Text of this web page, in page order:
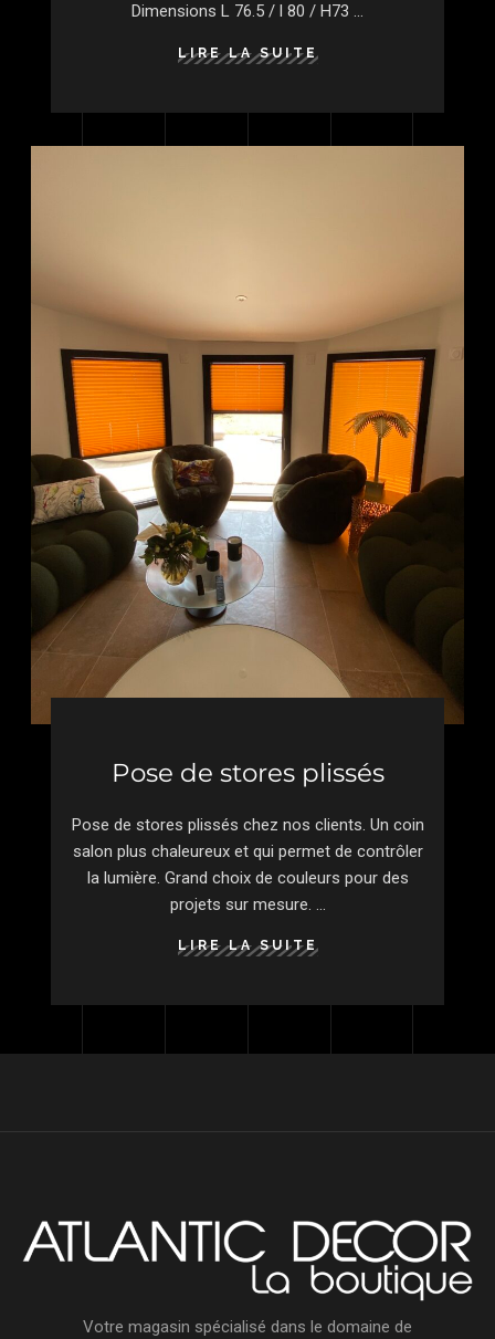
Dimensions L 76.5 / l 80 / H73
LIRE LA SUITE
Pose de stores plissés
Pose de stores plissés chez nos clients. Un coin
salon plus chaleureux et qui permet de contrôler
la lumière. Grand choix de couleurs pour des
projets sur mesure.
LIRE LA SUITE
Votre magasin spécialisé dans le domaine de